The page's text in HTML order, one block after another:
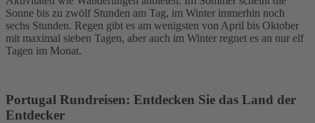
Sonne bis zu zwölf Stunden am Tag, im Winter immerhin noch
sechs Stunden. Regen gibt es am wenigsten von April bis Oktober
mit maximal sieben Tagen, aber auch im Winter regnet es an nur elf
Tagen im Monat.
Portugal Rundreisen: Entdecken Sie das Land der
Entdecker